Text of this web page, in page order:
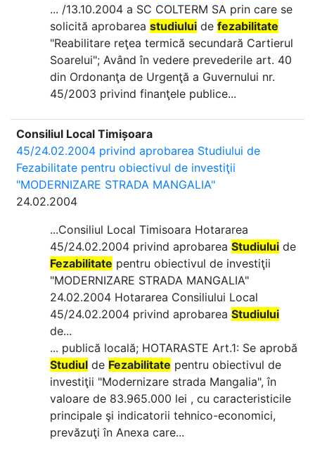
... /13.10.2004 a SC COLTERM SA prin care se
solicită aprobarea studiului de fezabilitate
"Reabilitare reţea termică secundară Cartierul
Soarelui"; Având în vedere prevederile art. 40
din Ordonanţa de Urgenţă a Guvernului nr.
45/2003 privind finanţele publice...
Consiliul Local Timișoara
45/24.02.2004 privind aprobarea Studiului de
Fezabilitate pentru obiectivul de investiţii
"MODERNIZARE STRADA MANGALIA"
24.02.2004
...Consiliul Local Timisoara Hotararea
45/24.02.2004 privind aprobarea Studiului de
Fezabilitate pentru obiectivul de investiţii
"MODERNIZARE STRADA MANGALIA"
24.02.2004 Hotararea Consiliului Local
45/24.02.2004 privind aprobarea Studiului
de...
... publică locală; HOTARASTE Art.1: Se aprobă
Studiul de Fezabilitate pentru obiectivul de
investiţii "Modernizare strada Mangalia", în
valoare de 83.965.000 lei , cu caracteristicile
principale şi indicatorii tehnico-economici,
prevăzuţi în Anexa care...